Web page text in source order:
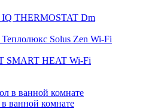
IQ THERMOSTAT Dm
Solus Zen Wi-Fi
SMART HEAT Wi-Fi
ванной комнате